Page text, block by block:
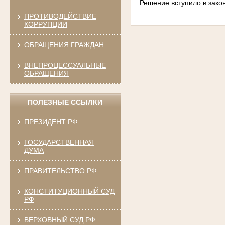
ПРОТИВОДЕЙСТВИЕ
КОРРУПЦИИ
ОБРАЩЕНИЯ ГРАЖДАН
ВНЕПРОЦЕССУАЛЬНЫЕ
ОБРАЩЕНИЯ
ПОЛЕЗНЫЕ ССЫЛКИ
ПРЕЗИДЕНТ РФ
ГОСУДАРСТВЕННАЯ
ДУМА
ПРАВИТЕЛЬСТВО РФ
КОНСТИТУЦИОННЫЙ СУД
РФ
ВЕРХОВНЫЙ СУД РФ
Решение вступило в